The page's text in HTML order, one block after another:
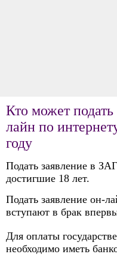
Кто может
лайн по
году
Подать заявление в
достигшие 18 лет.
Подать заявление он-
вступают в брак
Для оплаты
необходимо иметь